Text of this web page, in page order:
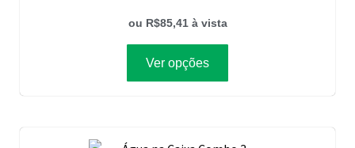
ou R$85,41 à vista
Ver opções